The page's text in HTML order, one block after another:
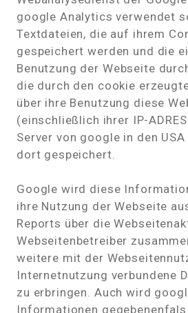
google Analytics verwendet
Textdateien, die auf ihrem
gespeichert werden und die
Benutzung der Webseite
die durch den cookie
über ihre Benutzung diese
(einschließlich ihrer IP-
Server von google in den
dort gespeichert.
Google wird diese
ihre Nutzung der Webseite
Reports über die
Webseitenbetreiber
weitere mit der
Internetnutzung verbundene
zu erbringen. Auch wird
Informationen